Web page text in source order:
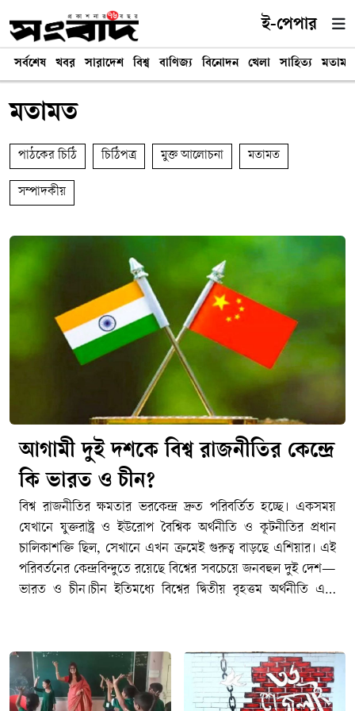
ই-পেপার
সর্বশেষ খবর সারাদেশ বিশ্ব বাণিজ্য বিনোদন খেলা সাহিত্য মতামত
মতামত
পাঠকের চিঠি চিঠিপত্র মুক্ত আলোচনা মতামত
সম্পাদকীয়
আগামী দুই দশকে বিশ্ব রাজনীতির কেন্দ্রে
কি ভারত ও চীন?
বিশ্ব রাজনীতির ক্ষমতার ভরকেন্দ্র দ্রুত পরিবর্তিত হচ্ছে। একসময়
যেখানে যুক্তরাষ্ট্র ও ইউরোপ বৈশ্বিক অর্থনীতি ও কূটনীতির প্রধান
চালিকাশক্তি ছিল, সেখানে এখন ক্রমেই গুরুত্ব বাড়ছে এশিয়ার। এই
পরিবর্তনের কেন্দ্রবিন্দুতে রয়েছে বিশ্বের সবচেয়ে জনবহুল দুই দেশ—
ভারত ও চীন।চীন ইতিমধ্যে বিশ্বের দ্বিতীয় বৃহত্তম অর্থনীতি এবং
সম্প্রসারণ ও ক্রমবর্ধমান আন্তর্জাতিক প্রভাবের কারণে ভারত
ভবিষ্যতের অন্যতম গুরুত্বপূর্ণ শক্তি হিসেবে উঠে আসছে।তবে প্রশ্ন
হলো—আগামী দুই দশকে বিশ্ব রাজনীতির ক্ষমতার ভারসাম্যে ভারত